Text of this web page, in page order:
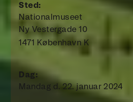
Sted:
Nationalmuseet
Ny Vestergade 10
1471 København K
Dag:
Mandag d. 22. januar 2024